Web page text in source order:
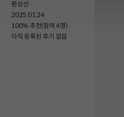
환상선
2025.01.24
100% 추천(참여 4명)
아직 등록된 후기 없음